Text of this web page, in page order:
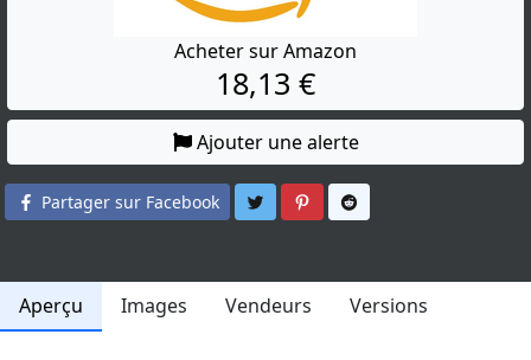
Acheter sur Amazon
18,13 €
Ajouter une alerte
Partager sur Facebook Partager sur Twitter
Partager sur Pinterest
Aperçu Images Vendeurs Versions